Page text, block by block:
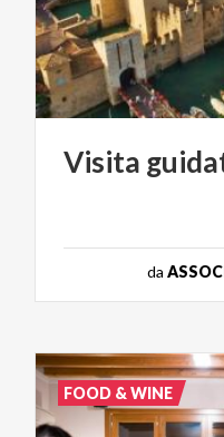
Visita
da
FOOD & WINE